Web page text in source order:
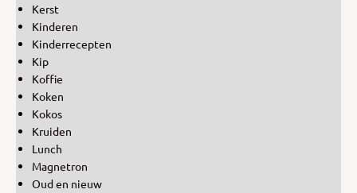
Kerst
Kinderen
Kinderrecepten
Kip
Koffie
Koken
Kokos
Kruiden
Lunch
Magnetron
Oud en nieuw